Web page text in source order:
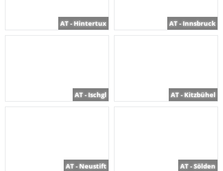
AT - Hintertux AT - Innsbruck
AT - Ischgl AT - Kitzbühel
AT - Neustift AT - Sölden